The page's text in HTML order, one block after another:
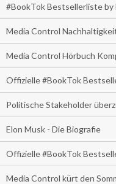
#BookTok Bestsellerliste
Media Control
Media Control Hörbuch
Offizielle #BookTok
Politische Stakeholder
Elon Musk - Die Biografie
Offizielle #BookTok
Media Control kürt den